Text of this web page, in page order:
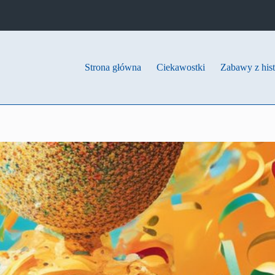
Strona główna Ciekawostki Zabawy z